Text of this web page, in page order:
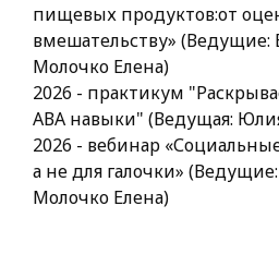
пищевых продуктов:от
вмешательству» (Ведущие:
Молочко Елена)
2026 - практикум
АВА навыки" (Ведущая:
2026 - вебинар
а не для галочки»
Молочко Елена)